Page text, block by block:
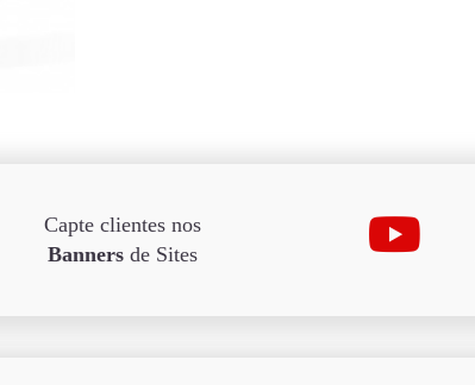
Capte clientes nos
Bannersde Sites